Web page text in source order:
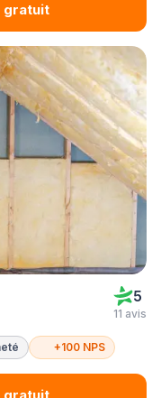
gratuit
5
11 avis
+100 NPS